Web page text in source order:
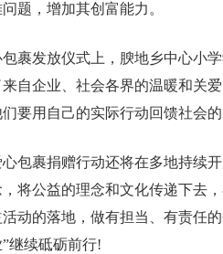
题，增加其创富能力。
裹发放仪式上，腴地乡中心小
自企业、社会各界的温暖和关
要用自己的实际行动回馈社会的
包裹捐赠行动还将在多地持续
将公益的理念和文化传递下去
动的落地，做有担当、有责任
继续砥砺前行!